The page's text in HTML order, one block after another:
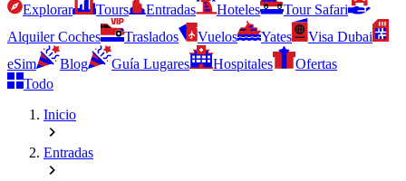
Explorar Tours Entradas Hoteles
Tour Safari
Alquiler Coches
Traslados Vuelos Yates
Visa Dubai
eSim
Blog Guía Lugares Hospitales
Ofertas
Todo
Inicio
Entradas